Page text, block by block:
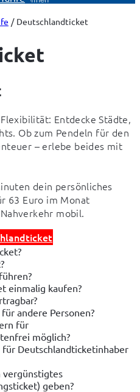
Deutschlandticket
Entdecke Städte,
Ob zum Pendeln für den
– erlebe beides mit
dein persönliches
63 Euro im Monat
mobil.
einmalig kaufen?
andere Personen?
für
möglich?
Deutschlandticketinhaber
vergünstigtes
geben?